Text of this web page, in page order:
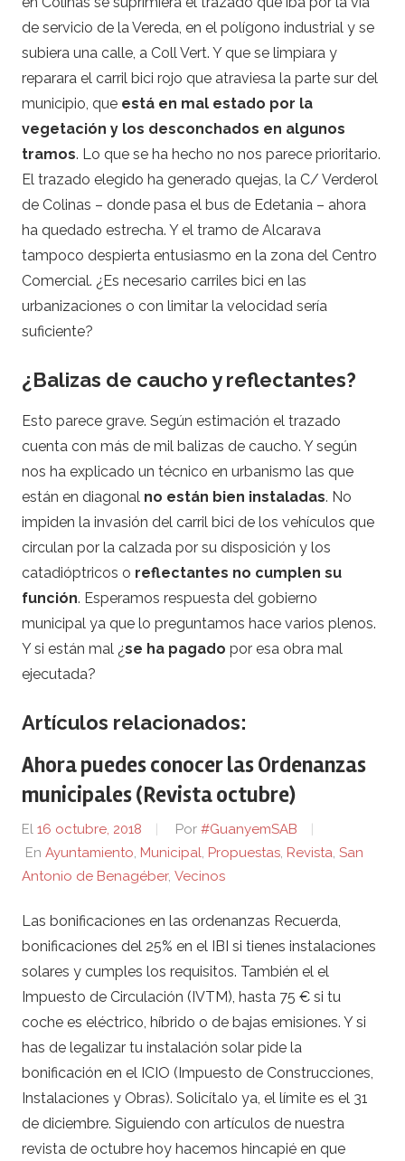
de servicio de la Vereda, en el polígono industrial y se
subiera una calle, a Coll Vert. Y que se limpiara y
reparara el carril bici rojo que atraviesa la parte sur del
municipio, que está en mal estado por la
vegetación y los desconchados en algunos
tramos. Lo que se ha hecho no nos parece prioritario.
El trazado elegido ha generado quejas, la C/ Verderol
de Colinas – donde pasa el bus de Edetania – ahora
ha quedado estrecha. Y el tramo de Alcarava
tampoco despierta entusiasmo en la zona del Centro
Comercial. ¿Es necesario carriles bici en las
urbanizaciones o con limitar la velocidad sería
suficiente?
¿Balizas de caucho y reflectantes?
Esto parece grave. Según estimación el trazado
cuenta con más de mil balizas de caucho. Y según
nos ha explicado un técnico en urbanismo las que
están en diagonal no están bien instaladas. No
impiden la invasión del carril bici de los vehículos que
circulan por la calzada por su disposición y los
catadióptricos o reflectantes no cumplen su
función. Esperamos respuesta del gobierno
municipal ya que lo preguntamos hace varios plenos.
Y si están mal ¿se ha pagado por esa obra mal
ejecutada?
Artículos relacionados:
Ahora puedes conocer las Ordenanzas
municipales (Revista octubre)
El 16 octubre, 2018 Por #GuanyemSAB
En Ayuntamiento Municipal Propuestas Revista San
Antonio de Benagéber, Vecinos
Las bonificaciones en las ordenanzas Recuerda,
bonificaciones del 25% en el IBI si tienes instalaciones
solares y cumples los requisitos. También el el
Impuesto de Circulación (IVTM), hasta 75 € si tu
coche es eléctrico, híbrido o de bajas emisiones. Y si
has de legalizar tu instalación solar pide la
bonificación en el ICIO (Impuesto de Construcciones,
Instalaciones y Obras). Solicítalo ya, el límite es el 31
de diciembre. Siguiendo con artículos de nuestra
revista de octubre hoy hacemos hincapié en que